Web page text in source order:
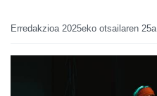
Erredakzioa 2025eko otsailaren 25a